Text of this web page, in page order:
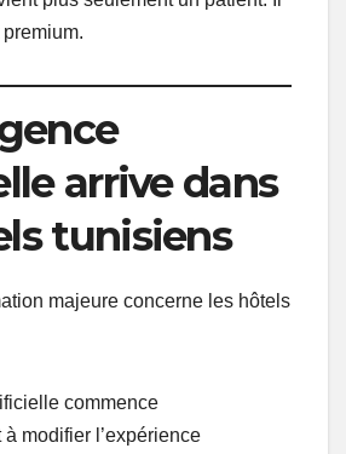
arrive dans
tunisiens
majeure concerne les hôtels
commence
modifier l’expérience